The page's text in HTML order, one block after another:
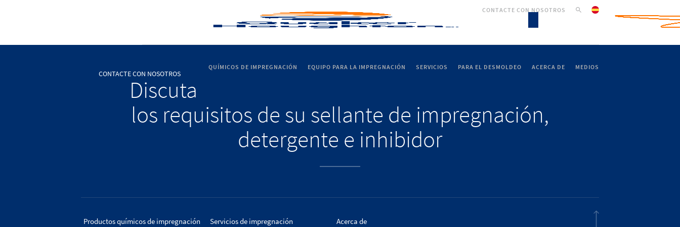
QUÍMICOS DE IMPREGNACIÓN EQUIPO PARA LA IMPREGNACIÓN SERVICIOS PARA EL DESMOLDEO ACERCA DE MEDIOS
CONTACTE CON NOSOTROS
CONTACTE CON NOSOTROS
Discuta
los requisitos de su sellante de impregnación,
detergente e inhibidor
Productos químicos de impregnación
Servicios de impregnación
Acerca de